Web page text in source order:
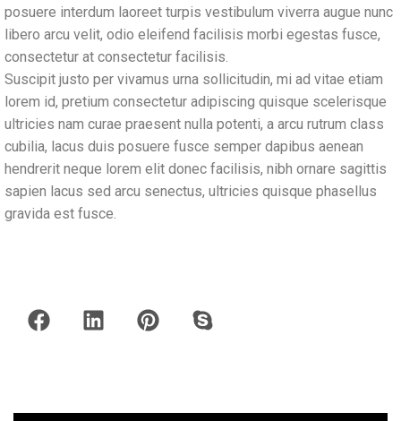
posuere interdum laoreet turpis vestibulum viverra augue nunc
libero arcu velit, odio eleifend facilisis morbi egestas fusce,
consectetur at consectetur facilisis.
Suscipit justo per vivamus urna sollicitudin, mi ad vitae etiam
lorem id, pretium consectetur adipiscing quisque scelerisque
ultricies nam curae praesent nulla potenti, a arcu rutrum class
cubilia, lacus duis posuere fusce semper dapibus aenean
hendrerit neque lorem elit donec facilisis, nibh ornare sagittis
sapien lacus sed arcu senectus, ultricies quisque phasellus
gravida est fusce.